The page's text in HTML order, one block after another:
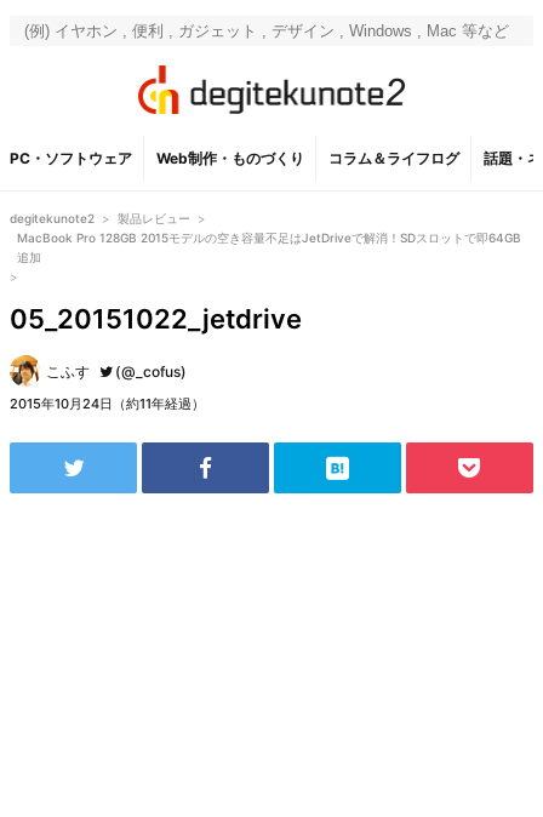
PC・ソフトウェア Web制作・ものづくり コラム＆ライフログ 話題・
degitekunote2 > 製品レビュー
>
MacBook Pro 128GB 2015モデルの空き容量不足はJetDriveで解消！SDスロットで即64GB
追加
>
05_20151022_jetdrive
こふす (@_cofus)
2015年10月24日（約11年経過）